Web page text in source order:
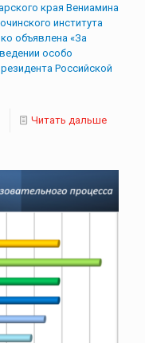
края Вениамина
института
объявлена «За
особо
Российской
Читать дальше